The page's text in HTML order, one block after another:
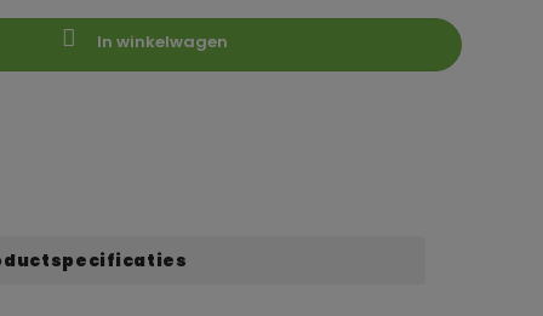
In winkelwagen